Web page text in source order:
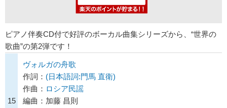
ピアノ伴奏CD付で好評のボーカル曲集シリーズから、“世界の
歌曲”の第2弾です！
15
ヴォルガの舟歌
作詞： (日本語詞:門馬 直衛)
作曲： ロシア民謡
編曲：加藤 昌則